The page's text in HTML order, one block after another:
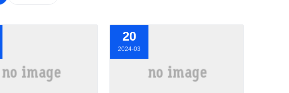
20
2024-03